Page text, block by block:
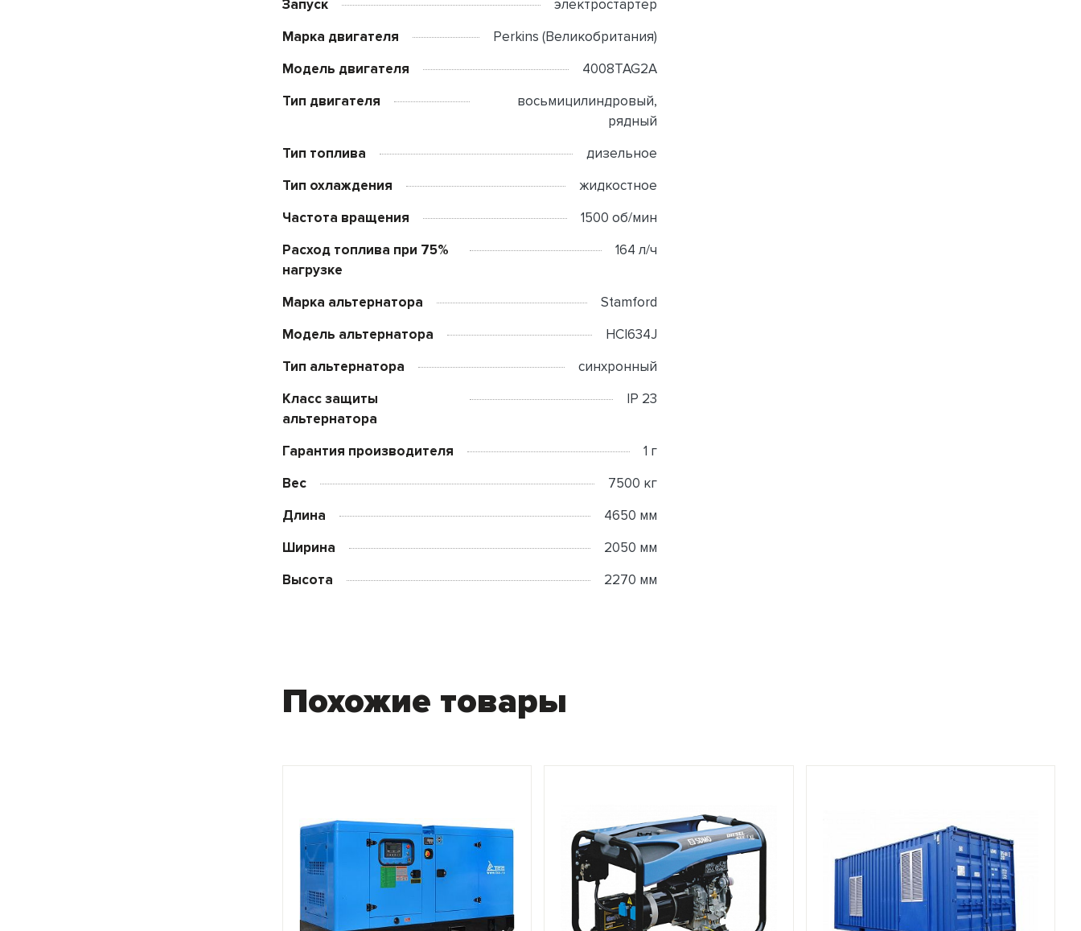
Запуск
электростартер
Марка двигателя
Perkins (Великобритания)
Модель двигателя
4008TAG2A
Тип двигателя
восьмицилиндровый,
рядный
Тип топлива
дизельное
Тип охлаждения
жидкостное
Частота вращения
1500 об/мин
Расход топлива при 75%
нагрузке
164 л/ч
Марка альтернатора
Stamford
Модель альтернатора
HCI634J
Тип альтернатора
синхронный
Класс защиты
альтернатора
IP 23
Гарантия производителя
1 г
Вес
7500 кг
Длина
4650 мм
Ширина
2050 мм
Высота
2270 мм
Похожие товары